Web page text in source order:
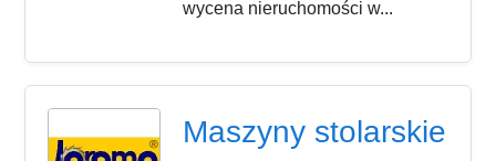
wycena nieruchomości w...
Maszyny stolarskie